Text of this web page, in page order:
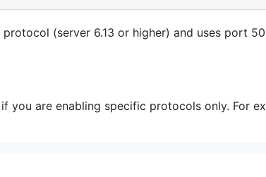
(server 6.13 or higher) and uses port
are enabling specific protocols only. For